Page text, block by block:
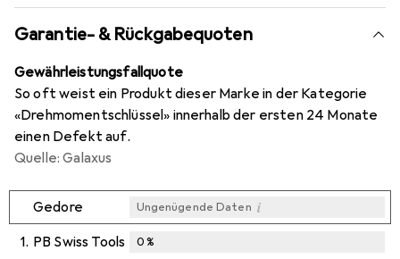
Garantie- & Rückgabequoten
Gewährleistungsfallquote
So oft weist ein Produkt dieser Marke in der Kategorie
«Drehmomentschlüssel» innerhalb der ersten 24 Monate
einen Defekt auf.
Quelle: Galaxus
Gedore Ungenügende Daten i
1. PB Swiss Tools 0%